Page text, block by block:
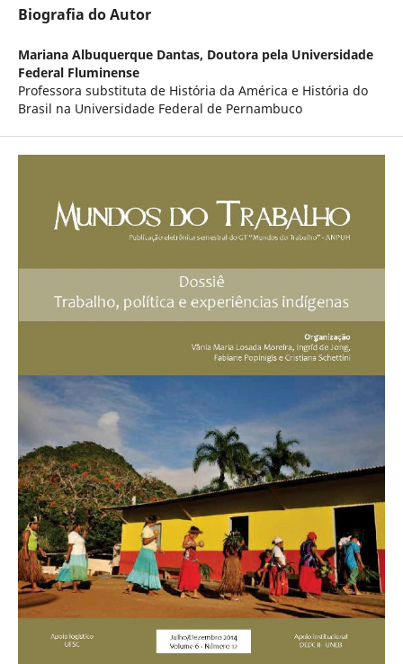
Biografia do Autor
Mariana Albuquerque Dantas, Doutora pela Universidade
Federal Fluminense
Professora substituta de História da América e História do
Brasil na Universidade Federal de Pernambuco